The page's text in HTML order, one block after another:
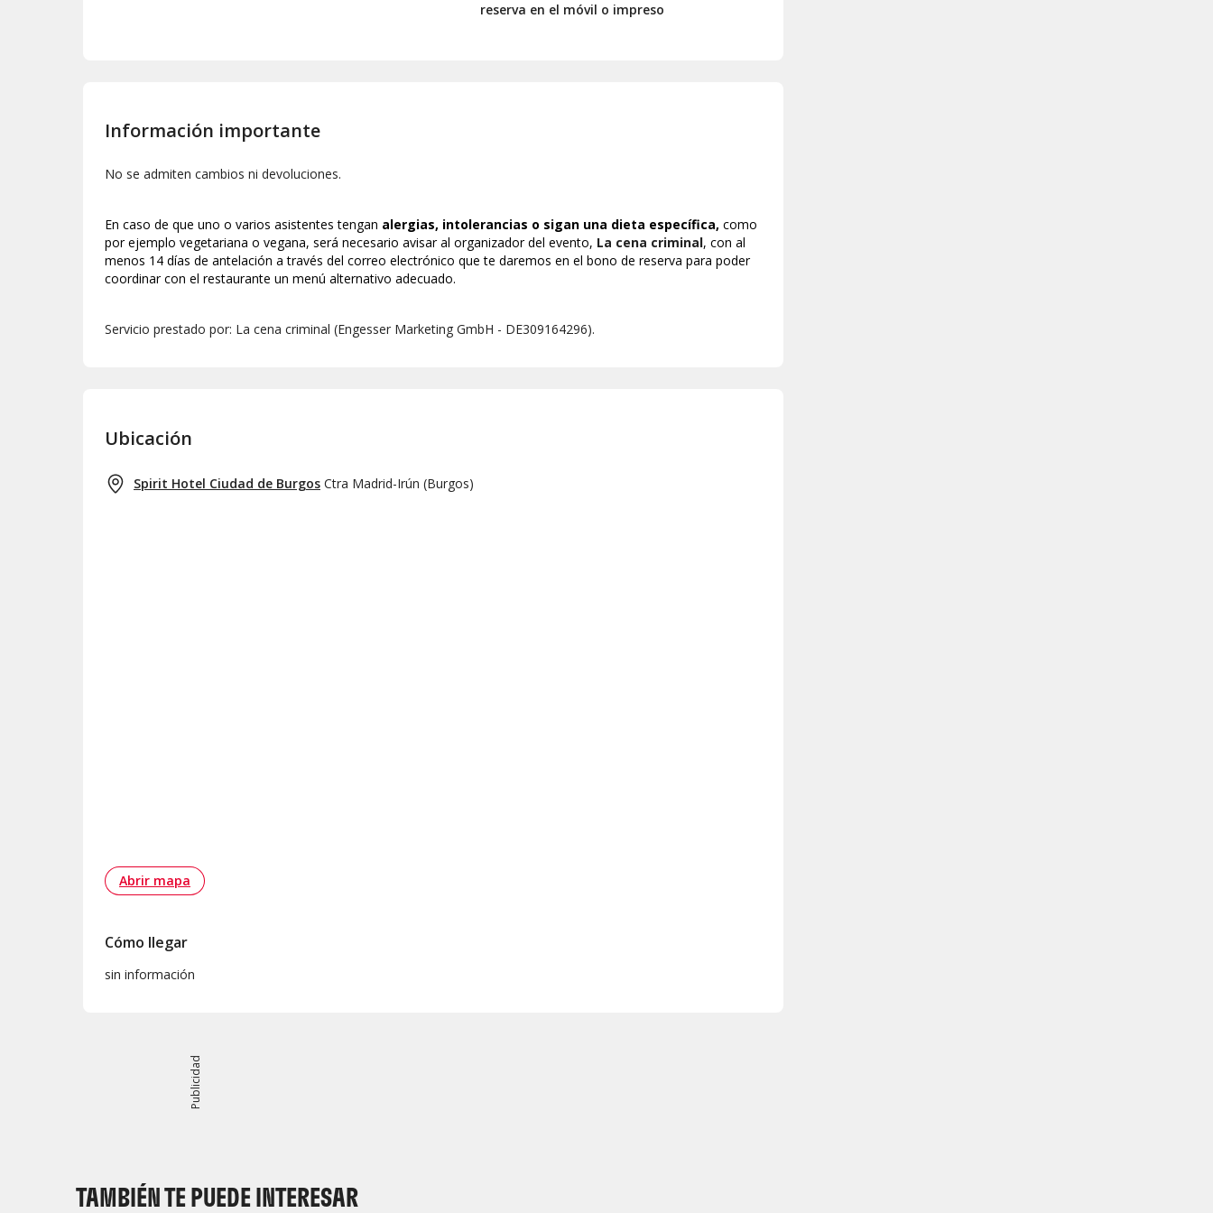
reserva en el móvil o impreso
Información importante
No se admiten cambios ni devoluciones.
En caso de que uno o varios asistentes tengan alergias, intolerancias o sigan una dieta específica, como
por ejemplo vegetariana o vegana, será necesario avisar al organizador del evento, La cena criminal, con al
menos 14 días de antelación a través del correo electrónico que te daremos en el bono de reserva para poder
coordinar con el restaurante un menú alternativo adecuado.
Servicio prestado por: La cena criminal (Engesser Marketing GmbH - DE309164296).
Ubicación
Spirit Hotel Ciudad de Burgos Ctra Madrid-Irún (Burgos)
Abrir mapa
Cómo llegar
sin información
Publicidad
TAMBIÉN TE PUEDE INTERESAR